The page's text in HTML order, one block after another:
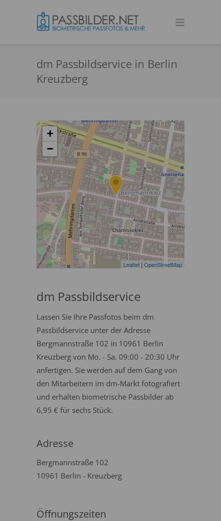
dm Passbildservice in Berlin
Kreuzberg
+
−
Leaflet | OpenStreetMap
dm Passbildservice
Lassen Sie Ihre Passfotos beim dm
Passbildservice unter der Adresse
Bergmannstraße 102 in 10961 Berlin
Kreuzberg von Mo. - Sa. 09:00 - 20:30 Uhr
anfertigen. Sie werden auf dem Gang von
den Mitarbeitern im dm-Markt fotografiert
und erhalten biometrische Passbilder ab
6,95 € für sechs Stück.
Adresse
Bergmannstraße 102
10961 Berlin - Kreuzberg
Öffnungszeiten